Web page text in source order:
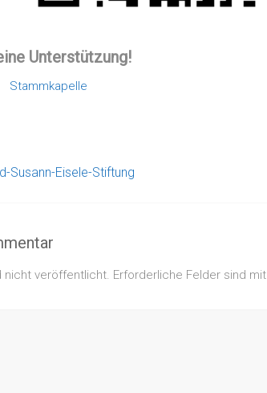
Unterstützung!
Stammkapelle
Susann-Eisele-Stiftung
nicht veröffentlicht. Erforderliche Felder sind mit